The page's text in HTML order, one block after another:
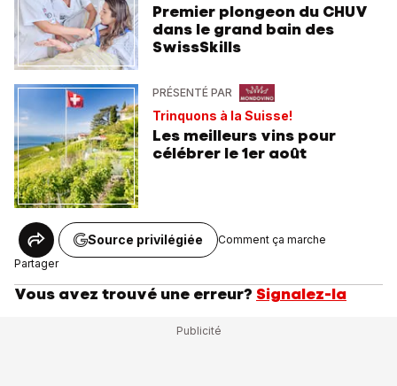
Premier plongeon du CHUV
dans le grand bain des
SwissSkills
PRÉSENTÉ PAR
Trinquons à la Suisse!
Les meilleurs vins pour
célébrer le 1er août
Partager
Source privilégiée Comment ça marche
Vous avez trouvé une erreur? Signalez-la